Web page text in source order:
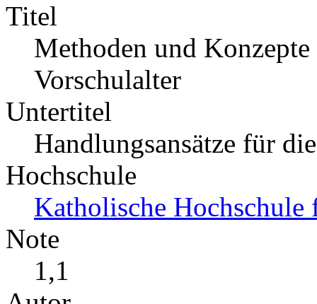
Titel
Methoden und
Vorschulalter
Untertitel
Handlungsansätze für
Hochschule
Katholische
Note
1,1